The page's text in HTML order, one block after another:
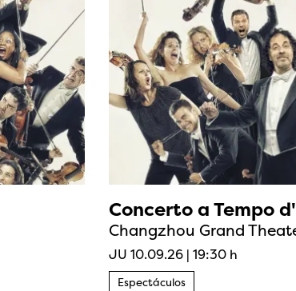
Concerto a Tempo
Changzhou Grand
JU 10.09.26 |19:30 h
Espectáculos